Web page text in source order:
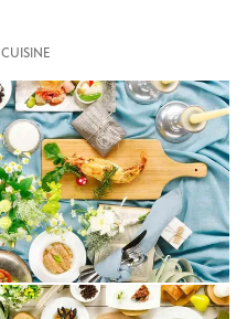
CUISINE